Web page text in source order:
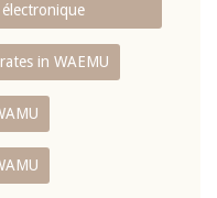
in WAEMU